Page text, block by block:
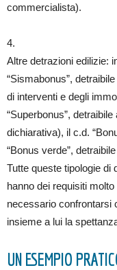
commercialista).
4.
Altre detrazioni edilizie:
“Sismabonus”,
di interventi e degli
“Superbonus”,
dichiarativa), il c.d.
“Bonus verde”,
Tutte queste tipologie di
hanno dei requisiti
necessario confrontarsi
insieme a lui la
UN ESEMPIO